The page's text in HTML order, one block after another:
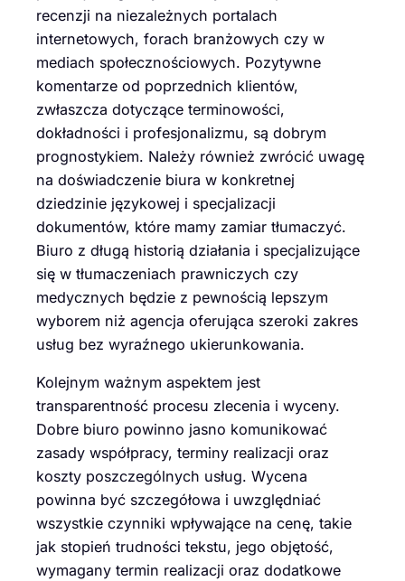
recenzji na niezależnych portalach
internetowych, forach branżowych czy w
mediach społecznościowych. Pozytywne
komentarze od poprzednich klientów,
zwłaszcza dotyczące terminowości,
dokładności i profesjonalizmu, są dobrym
prognostykiem. Należy również zwrócić uwagę
na doświadczenie biura w konkretnej
dziedzinie językowej i specjalizacji
dokumentów, które mamy zamiar tłumaczyć.
Biuro z długą historią działania i specjalizujące
się w tłumaczeniach prawniczych czy
medycznych będzie z pewnością lepszym
wyborem niż agencja oferująca szeroki zakres
usług bez wyraźnego ukierunkowania.
Kolejnym ważnym aspektem jest
transparentność procesu zlecenia i wyceny.
Dobre biuro powinno jasno komunikować
zasady współpracy, terminy realizacji oraz
koszty poszczególnych usług. Wycena
powinna być szczegółowa i uwzględniać
wszystkie czynniki wpływające na cenę, takie
jak stopień trudności tekstu, jego objętość,
wymagany termin realizacji oraz dodatkowe